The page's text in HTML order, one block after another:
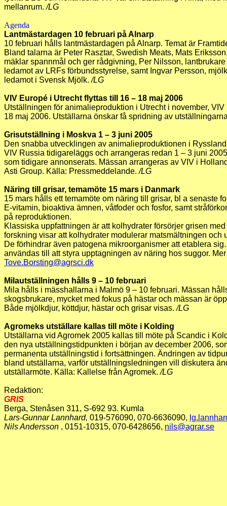
mellanrum./LG
Agenda
Lantmästardagen 10 februari på Alnarp
10 februari hålls lantmästardagen på Alnarp. Temat är
Bland talarna är Peter Rasztar, Swedish Meats, Mats
mäklar spannmål och ger rådgivning, Per Nilsson,
ledamot av LRFs förbundsstyrelse, samt Ingvar Persson,
ledamot i Svensk Mjölk./LG
VIV Europé i Utrecht flyttas till 16 – 18 maj 2006
Utställningen för animalieproduktion i Utrecht i november,
18 maj 2006. Utställarna önskar få spridning av
Grisutställning i Moskva 1 – 3 juni 2005
Den snabba utvecklingen av animalieproduktionen i
VIV Russia tidigareläggs och arrangeras redan 1 – 3 juni
som tidigare annonserats. Mässan arrangeras av VIV i
Asti Group. Källa: Pressmeddelande./LG
Näring till grisar, temamöte 15 mars i Danmark
15 mars hålls ett temamöte om näring till grisar, bl a senaste
E-vitamin, bioaktiva ämnen, våtfoder och fosfor, samt
på reproduktionen.
Klassiska uppfattningen är att kolhydrater försörjer grisen
forskning visar att kolhydrater modulerar matsmältningen och
De förhindrar även patogena mikroorganismer att etablera
användas till att styra upptagningen av näring hos suggor.
Tove.Borsting@agrsci.dk
Milautställningen hålls 9 – 10 februari
Mila hålls i mässhallarna i Malmö 9 – 10 februari. Mässan
skogsbrukare, mycket med fokus på hästar och mässan är
Både mjölkdjur, köttdjur, hästar och grisar visas./LG
Agromeks utställare kallas till möte i Kolding
Utställarna vid Agromek 2005 kallas till möte på Scandic i
den nya utställningstidpunkten i början av december 2006,
permanenta utställningstid i fortsättningen. Ändringen av
bland utställarna, varför utställningsledningen vill diskutera
utställarmöte. Källa: Kallelse från Agromek./LG
Redaktion:
GRIS
Berga, Stenåsen 311, S-692 93. Kumla
Lars-Gunnar Lannhard, 019-576090, 070-6636090,
Nils Andersson , 0151-10315, 070-6428656, nils@agrar.se